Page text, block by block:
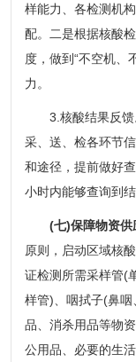
样能力、各检测机
配。二是根据核酸
度，做到“不空机、
力。
3.核酸结果反馈
采、送、检各环节
和途径，提前做好
小时内能够查询到结
(七)保障物资供
原则，启动区域核
证检测所需采样管(
样管)、咽拭子(鼻
品、消杀用品等物
公用品、必要的生